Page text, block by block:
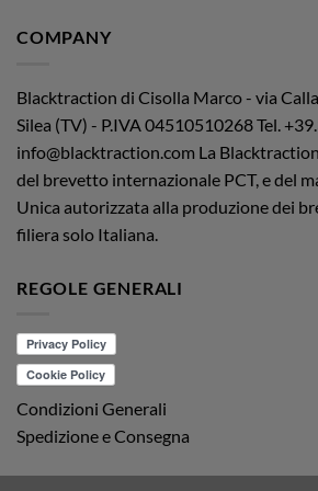
COMPANY
Blacktraction di Cisolla Marco - via
Silea (TV) - P.IVA 04510510268Tel.
info@blacktraction.com La
del brevetto internazionale PCT, e del
Unica autorizzata alla produzione dei
filiera solo Italiana.
REGOLE GENERALI
Condizioni Generali
Spedizione e Consegna